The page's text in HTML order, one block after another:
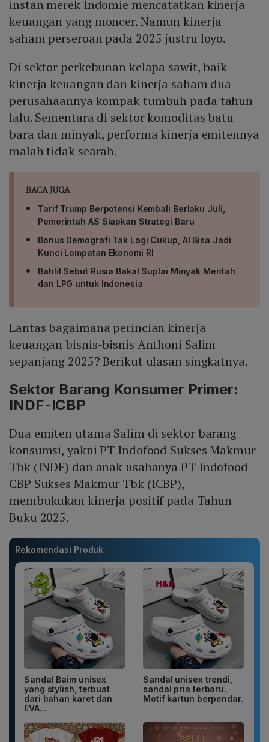
instan merek Indomie mencatatkan kinerja
keuangan yang moncer. Namun kinerja
saham perseroan pada 2025 justru loyo.
Di sektor perkebunan kelapa sawit, baik
kinerja keuangan dan kinerja saham dua
perusahaannya kompak tumbuh pada tahun
lalu. Sementara di sektor komoditas batu
bara dan minyak, performa kinerja emitennya
malah tidak searah.
BACA JUGA
Tarif Trump Berpotensi Kembali Berlaku Juli,
Pemerintah AS Siapkan Strategi Baru
Bonus Demografi Tak Lagi Cukup, AI Bisa Jadi
Kunci Lompatan Ekonomi RI
Bahlil Sebut Rusia Bakal Suplai Minyak Mentah
dan LPG untuk Indonesia
Lantas bagaimana perincian kinerja
keuangan bisnis-bisnis Anthoni Salim
sepanjang 2025? Berikut ulasan singkatnya.
Sektor Barang Konsumer Primer:
INDF-ICBP
Dua emiten utama Salim di sektor barang
konsumsi, yakni PT Indofood Sukses Makmur
Tbk (INDF) dan anak usahanya PT Indofood
CBP Sukses Makmur Tbk (ICBP),
membukukan kinerja positif pada Tahun
Buku 2025.
Rekomendasi Produk
Sandal Baim unisex
yang stylish, terbuat
dari bahan karet dan
EVA...
Sandal unisex trendi,
sandal pria terbaru.
Motif kartun berpendar.